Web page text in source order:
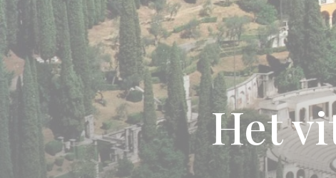
Het